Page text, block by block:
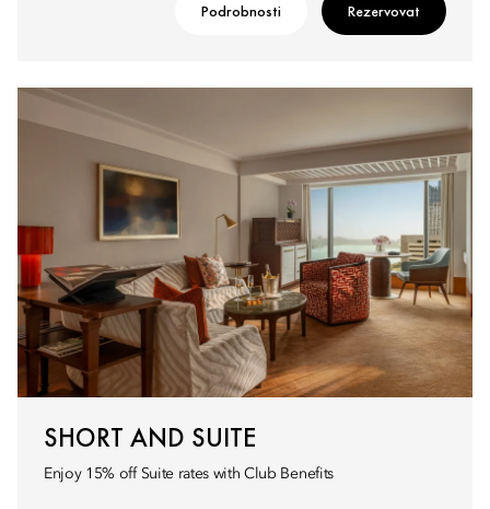
Podrobnosti Rezervovat
SHORT AND SUITE
Enjoy 15% off Suite rates with Club Benefits